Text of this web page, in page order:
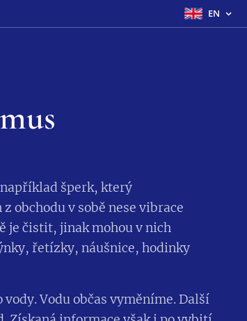
EN
šperk, který
obchodu v sobě nese vibrace
je čistit, jinak mohou v nich
řetízky, náušnice, hodinky
Vodu občas vyměníme. Další